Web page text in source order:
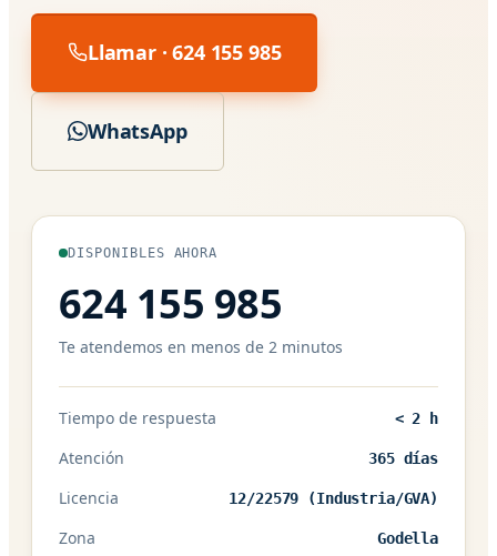
Llamar · 624 155 985
WhatsApp
DISPONIBLES AHORA
624 155 985
Te atendemos en menos de 2 minutos
Tiempo de respuesta < 2 h
Atención 365 días
Licencia 12/22579 (Industria/GVA)
Zona Godella